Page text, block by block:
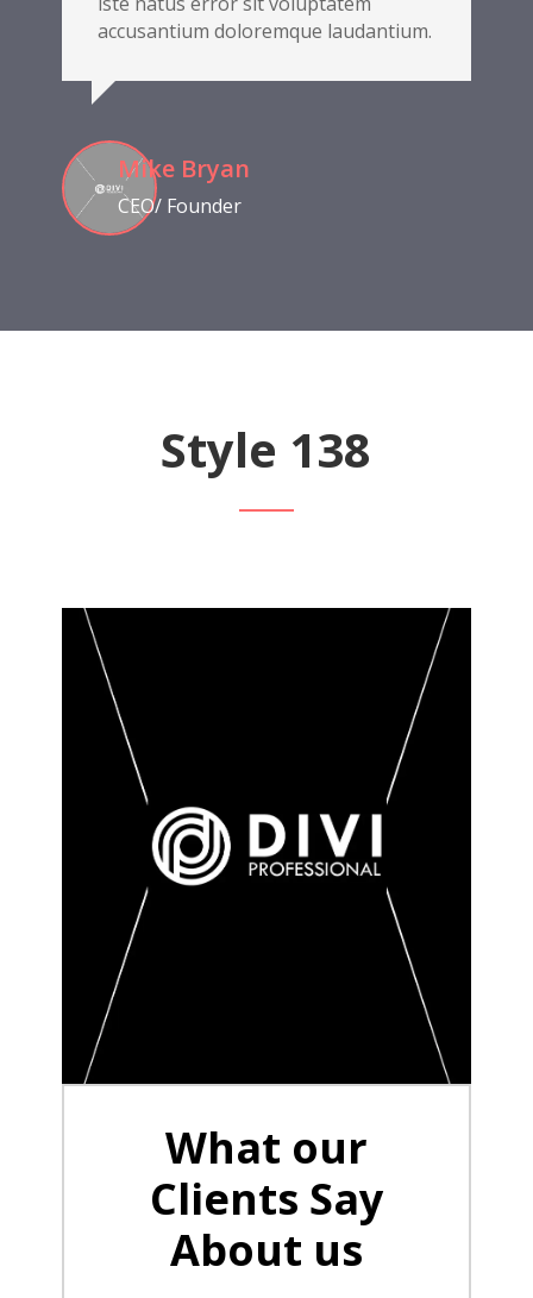
accusantium doloremque laudantium.
Mike Bryan
CEO/ Founder
Style 138
What our
Clients Say
About us